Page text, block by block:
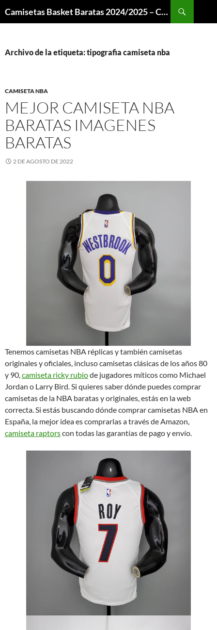
Camisetas Basket Baratas 2024/2025 – Camisetas NBA
Archivo de la etiqueta: tipografia camiseta nba
CAMISETA NBA
MEJOR CAMISETA NBA
BARATAS IMAGENES
BARATAS
2 DE AGOSTO DE 2022
Tenemos camisetas NBA réplicas y también camisetas
originales y oficiales, incluso camisetas clásicas de los años 80
y 90,camiseta ricky rubiode jugadores míticos como Michael
Jordan o Larry Bird. Si quieres saber dónde puedes comprar
camisetas de la NBA baratas y originales, estás en la web
correcta. Si estás buscando dónde comprar camisetas NBA en
España, la mejor idea es comprarlas a través de Amazon,
camiseta raptorscon todas las garantías de pago y envío.